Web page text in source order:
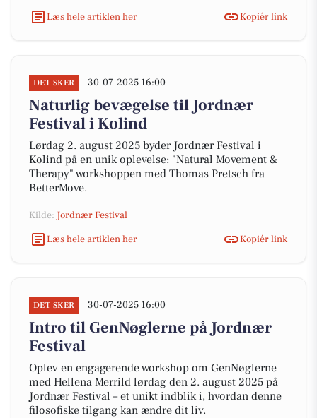
Læs hele artiklen her
Kopiér link
DET SKER 30-07-2025 16:00
Naturlig bevægelse til Jordnær
Festival i Kolind
Lørdag 2. august 2025 byder Jordnær Festival i
Kolind på en unik oplevelse: "Natural Movement &
Therapy" workshoppen med Thomas Pretsch fra
BetterMove.
Kilde: Jordnær Festival
Læs hele artiklen her
Kopiér link
DET SKER 30-07-2025 16:00
Intro til GenNøglerne på Jordnær
Festival
Oplev en engagerende workshop om GenNøglerne
med Hellena Merrild lørdag den 2. august 2025 på
Jordnær Festival – et unikt indblik i, hvordan denne
filosofiske tilgang kan ændre dit liv.